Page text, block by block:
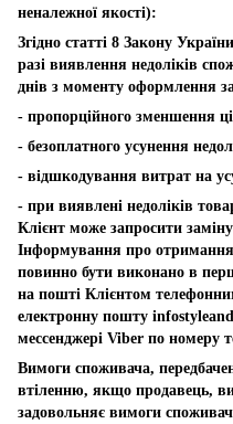
неналежної якості):
Згідно статті 8 Закону
разі виявлення недоліків
днів з моменту оформлення
- пропорційного зменшення
- безоплатного усунення
- відшкодування витрат на
- при виявлені недоліків
Клієнт може запросити
Інформування про отримання
повинно бути виконано в
на пошті Клієнтом
електронну пошту
мессенджері Viber по номеру
Вимоги споживача,
втіленню, якщо продавець,
задовольняє вимоги